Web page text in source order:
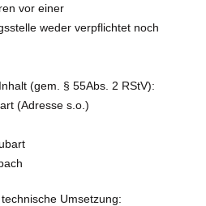
vor einer
weder verpflichtet noch
(gem. § 55Abs. 2 RStV):
(Adresse s.o.)
Umsetzung: